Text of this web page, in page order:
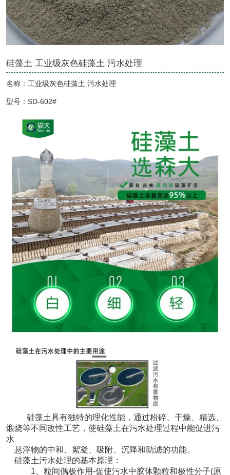
硅藻土 工业级灰色硅藻土 污水处理
名称：工业级灰色硅藻土 污水处理
型号：SD-602#
硅藻土具有独特的理化性能，通过粉碎、干燥、精选、
煅烧等不同改性工艺，使硅藻土在污水处理过程中能促进污
水
悬浮物的中和、絮凝、吸附、沉降和助滤的功能。
硅藻土污水处理的基本原理：
1、粒间偶极作用-促使污水中胶体颗粒和极性分子(原